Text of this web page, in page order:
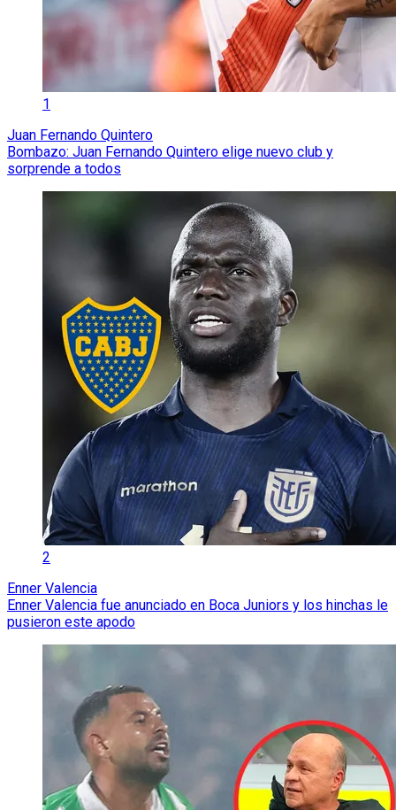
1
Juan Fernando Quintero
Bombazo: Juan Fernando Quintero elige nuevo club y
sorprende a todos
2
Enner Valencia
Enner Valencia fue anunciado en Boca Juniors y los hinchas le
pusieron este apodo